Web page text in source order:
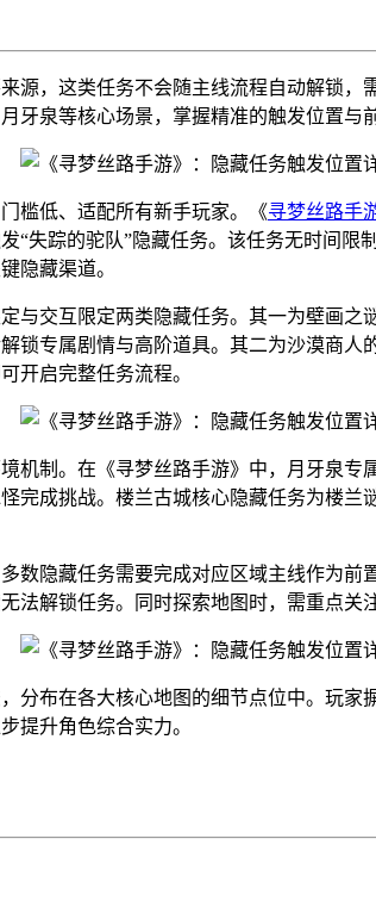
源，这类任务不会随主线流程自动解锁，
牙泉等核心场景，掌握精准的触发位置与
槛低、适配所有新手玩家。《寻梦丝路手
“失踪的驼队”隐藏任务。该任务无时间
隐藏渠道。
与交互限定两类隐藏任务。其一为壁画
锁专属剧情与高阶道具。其二为沙漠商
开启完整任务流程。
机制。在《寻梦丝路手游》中，月牙泉
成挑战。楼兰古城核心隐藏任务为楼
数隐藏任务需要完成对应区域主线作为
解锁任务。同时探索地图时，需重点关
分布在各大核心地图的细节点位中。玩
提升角色综合实力。